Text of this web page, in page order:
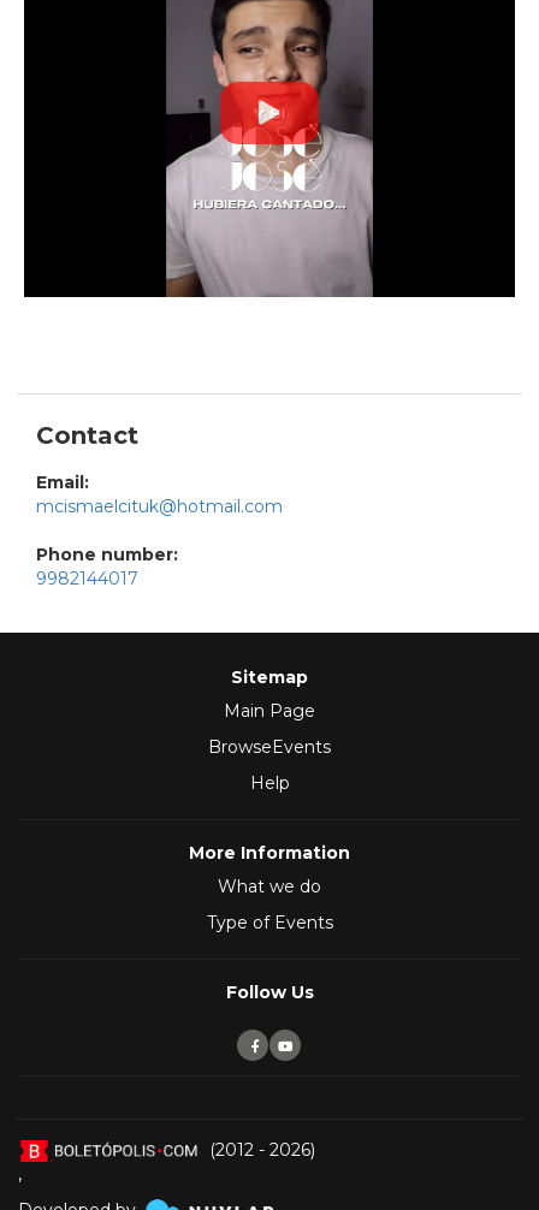
Contact
Email:
mcismaelcituk@hotmail.com
Phone number:
9982144017
Sitemap
Main Page
BrowseEvents
Help
More Information
What we do
Type of Events
Follow Us
(2012 - 2026)
,